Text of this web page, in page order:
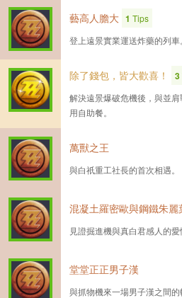
藝高人膽大 1 Tips
登上遠景實業運送炸藥的列車。
除了錢包，皆大歡喜！ 3
解決遠景爆破危機後，與並
用自助餐。
萬獸之王
與白祇重工社長的首次相遇。
混凝土羅密歐與鋼鐵朱麗
見證掘進機與真白君感人的愛
堂堂正正男子漢
與抓物機來一場男子漢之間的